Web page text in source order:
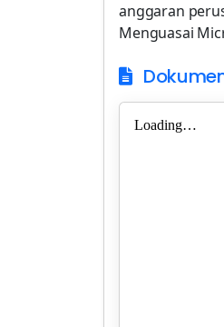
anggaran
Menguasai